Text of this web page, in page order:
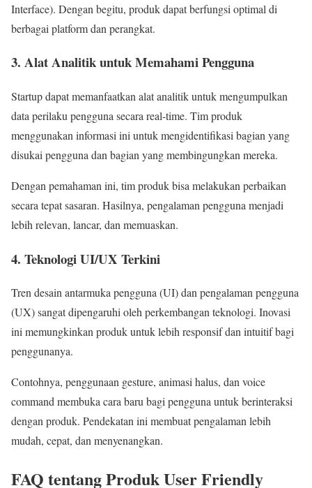
Interface). Dengan begitu, produk dapat berfungsi optimal di
berbagai platform dan perangkat.
3. Alat Analitik untuk Memahami Pengguna
Startup dapat memanfaatkan alat analitik untuk mengumpulkan
data perilaku pengguna secara real-time. Tim produk
menggunakan informasi ini untuk mengidentifikasi bagian yang
disukai pengguna dan bagian yang membingungkan mereka.
Dengan pemahaman ini, tim produk bisa melakukan perbaikan
secara tepat sasaran. Hasilnya, pengalaman pengguna menjadi
lebih relevan, lancar, dan memuaskan.
4. Teknologi UI/UX Terkini
Tren desain antarmuka pengguna (UI) dan pengalaman pengguna
(UX) sangat dipengaruhi oleh perkembangan teknologi. Inovasi
ini memungkinkan produk untuk lebih responsif dan intuitif bagi
penggunanya.
Contohnya, penggunaan gesture, animasi halus, dan voice
command membuka cara baru bagi pengguna untuk berinteraksi
dengan produk. Pendekatan ini membuat pengalaman lebih
mudah, cepat, dan menyenangkan.
FAQ tentang Produk User Friendly